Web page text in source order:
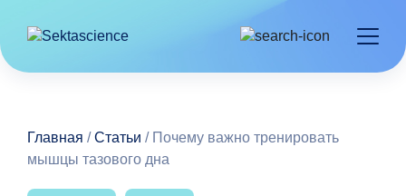
Главная /Статьи / Почему важно тренировать
мышцы тазового дна